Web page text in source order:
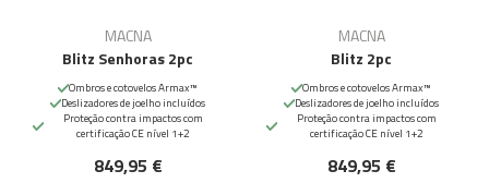
MACNA
Blitz Senhoras 2pc
Ombros e cotovelos Armax™
Deslizadores de joelho incluídos
Proteção contra impactos com
certificação CE nível 1+2
849,95 €
MACNA
Blitz 2pc
Ombros e cotovelos Armax™
Deslizadores de joelho incluídos
Proteção contra impactos com
certificação CE nível 1+2
849,95 €